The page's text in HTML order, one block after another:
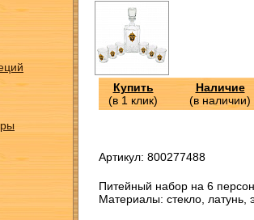
Купить
(в 1 клик)
Наличие
(в наличии)
Артикул: 800277488
Питейный набор на 6 персон
Материалы: стекло, латунь,